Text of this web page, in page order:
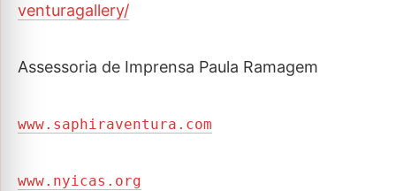
venturagallery/
Assessoria de Imprensa Paula Ramagem
www.saphiraventura.com
www.nyicas.org